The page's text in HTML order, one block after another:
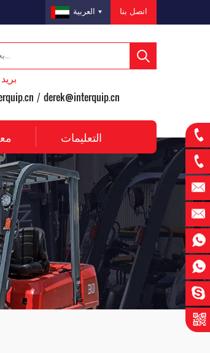
اتصل بنا العربية
/ derek@interquip.cn
التعليمات